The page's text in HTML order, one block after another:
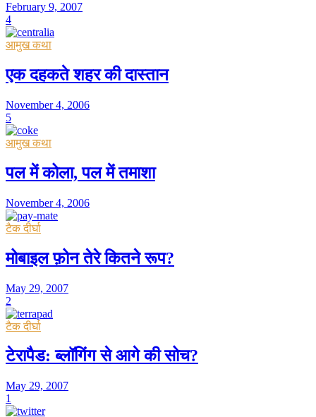
February 9, 2007
4
आमुख कथा
एक दहकते शहर की दास्तान
November 4, 2006
5
आमुख कथा
पल में कोला, पल में तमाशा
November 4, 2006
टैक दीर्घा
मोबाइल फ़ोन तेरे कितने रूप?
May 29, 2007
2
टैक दीर्घा
टेरापैड: ब्लॉगिंग से आगे की सोच?
May 29, 2007
1